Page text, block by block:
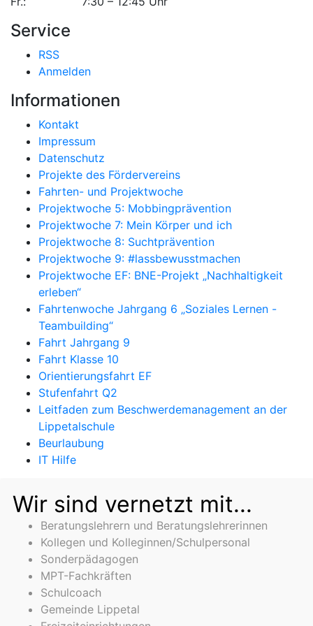
Service
RSS
Anmelden
Informationen
Kontakt
Impressum
Datenschutz
Projekte des Fördervereins
Fahrten- und Projektwoche
Projektwoche 5: Mobbingprävention
Projektwoche 7: Mein Körper und ich
Projektwoche 8: Suchtprävention
Projektwoche 9: #lassbewusstmachen
Projektwoche EF: BNE-Projekt „Nachhaltigkeit
erleben“
Fahrtenwoche Jahrgang 6 „Soziales Lernen -
Teambuilding“
Fahrt Jahrgang 9
Fahrt Klasse 10
Orientierungsfahrt EF
Stufenfahrt Q2
Leitfaden zum Beschwerdemanagement an der
Lippetalschule
Beurlaubung
IT Hilfe
Wir sind vernetzt mit...
Beratungslehrern und Beratungslehrerinnen
Kollegen und Kolleginnen/Schulpersonal
Sonderpädagogen
MPT-Fachkräften
Schulcoach
Gemeinde Lippetal